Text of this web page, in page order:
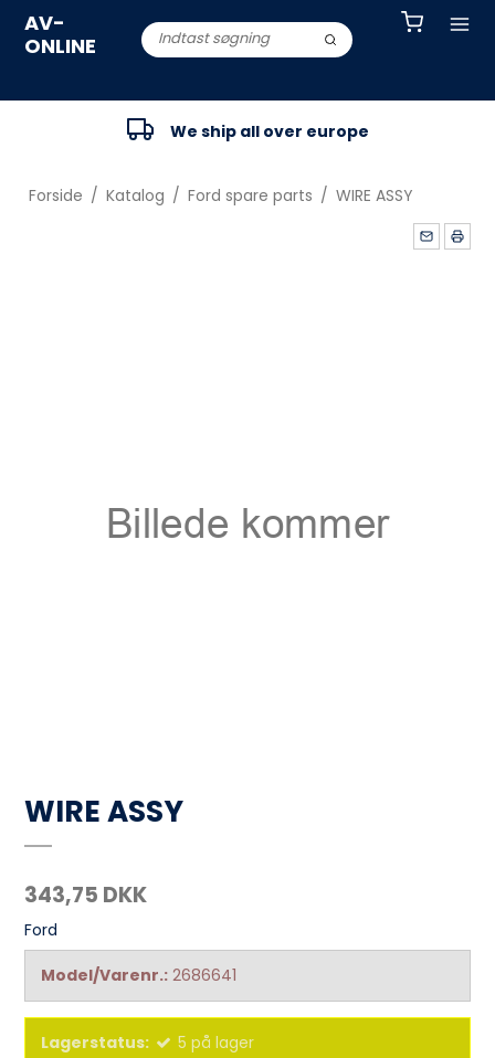
AV-
ONLINE
We ship all over europe
Forside / Katalog / Ford spare parts / WIRE ASSY
WIRE ASSY
343,75 DKK
Ford
Model/Varenr.: 2686641
Lagerstatus: 5 på lager